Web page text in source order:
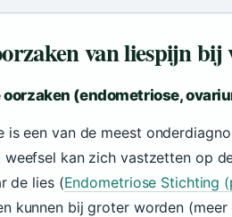
van liespijn bij
(endometriose,
is een van de meest
weefsel kan zich vastzetten op
de lies (Endometriose Stichting
kunnen bij groter worden